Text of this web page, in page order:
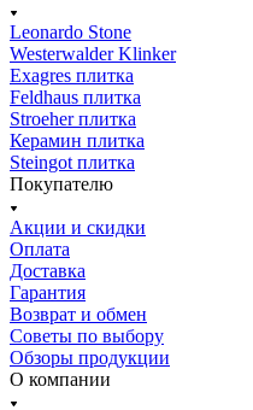
Leonardo Stone
Westerwalder Klinker
Exagres плитка
Feldhaus плитка
Stroeher плитка
Керамин плитка
Steingot плитка
Покупателю
Акции и скидки
Оплата
Доставка
Гарантия
Возврат и обмен
Советы по выбору
Обзоры продукции
О компании